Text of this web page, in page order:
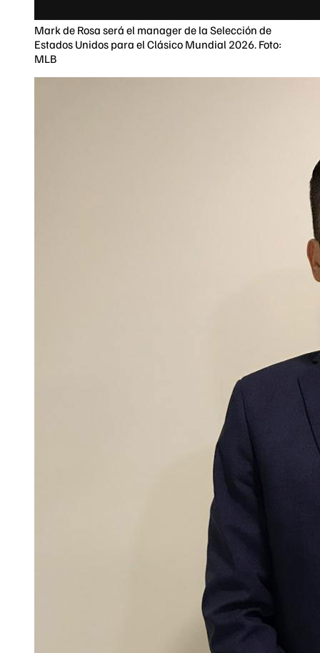
Mark de Rosa será el manager de la Selección de
Estados Unidos para el Clásico Mundial 2026. Foto:
MLB